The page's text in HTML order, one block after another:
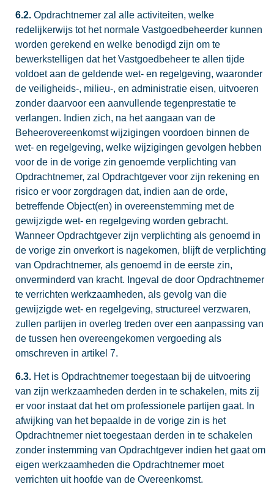
6.2. Opdrachtnemer zal alle activiteiten, welke
redelijkerwijs tot het normale Vastgoedbeheerder kunnen
worden gerekend en welke benodigd zijn om te
bewerkstelligen dat het Vastgoedbeheer te allen tijde
voldoet aan de geldende wet- en regelgeving, waaronder
de veiligheids-, milieu-, en administratie eisen, uitvoeren
zonder daarvoor een aanvullende tegenprestatie te
verlangen. Indien zich, na het aangaan van de
Beheerovereenkomst wijzigingen voordoen binnen de
wet- en regelgeving, welke wijzigingen gevolgen hebben
voor de in de vorige zin genoemde verplichting van
Opdrachtnemer, zal Opdrachtgever voor zijn rekening en
risico er voor zorgdragen dat, indien aan de orde,
betreffende Object(en) in overeenstemming met de
gewijzigde wet- en regelgeving worden gebracht.
Wanneer Opdrachtgever zijn verplichting als genoemd in
de vorige zin onverkort is nagekomen, blijft de verplichting
van Opdrachtnemer, als genoemd in de eerste zin,
onverminderd van kracht. Ingeval de door Opdrachtnemer
te verrichten werkzaamheden, als gevolg van die
gewijzigde wet- en regelgeving, structureel verzwaren,
zullen partijen in overleg treden over een aanpassing van
de tussen hen overeengekomen vergoeding als
omschreven in artikel 7.
6.3. Het is Opdrachtnemer toegestaan bij de uitvoering
van zijn werkzaamheden derden in te schakelen, mits zij
er voor instaat dat het om professionele partijen gaat. In
afwijking van het bepaalde in de vorige zin is het
Opdrachtnemer niet toegestaan derden in te schakelen
zonder instemming van Opdrachtgever indien het gaat om
eigen werkzaamheden die Opdrachtnemer moet
verrichten uit hoofde van de Overeenkomst.